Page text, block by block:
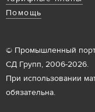
Помощь
© Промышленный
СД Групп, 2006-2026.
При использовании
обязательна.